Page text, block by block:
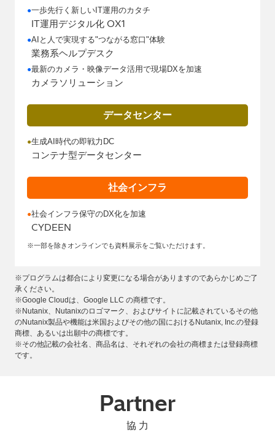
●一歩先行く新しいIT運用のカタチ
IT運用デジタル化 OX1
●AIと人で実現する"つながる窓口"体験
業務系ヘルプデスク
●最新のカメラ・映像データ活用で現場DXを加速
カメラソリューション
データセンター
●生成AI時代の即戦力DC
コンテナ型データセンター
社会インフラ
●社会インフラ保守のDX化を加速
CYDEEN
※一部を除きオンラインでも資料展示をご覧いただけます。
※プログラムは都合により変更になる場合がありますのであらかじめご了
承ください。
※Google Cloudは、Google LLC の商標です。
※Nutanix、Nutanixのロゴマーク、およびサイトに記載されているその他
のNutanix製品や機能は米国およびその他の国におけるNutanix, Inc.の登録
商標、あるいは出願中の商標です。
※その他記載の会社名、商品名は、それぞれの会社の商標または登録商標
です。
Partner
協 力